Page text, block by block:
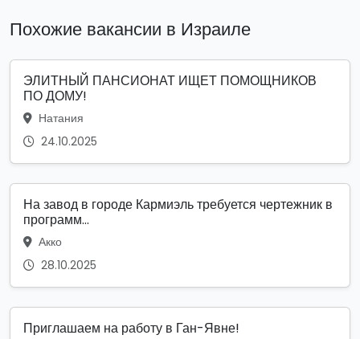
Похожие вакансии в Израиле
ЭЛИТНЫЙ ПАНСИОНАТ ИЩЕТ ПОМОЩНИКОВ
ПО ДОМУ!
Натания
24.10.2025
На завод в городе Кармиэль требуется чертежник в
программ...
Акко
28.10.2025
Приглашаем на работу в Ган-Явне!